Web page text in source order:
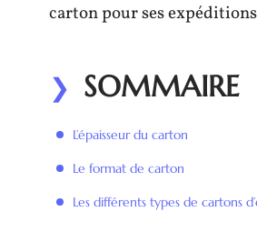
carton pour ses
SOMMAIRE
L’épaisseur du carton
Le format de carton
Les différents types de cartons